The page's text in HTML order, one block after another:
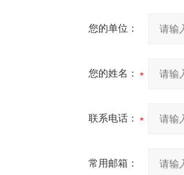
您的单位：
您的姓名：
联系电话：
常用邮箱：